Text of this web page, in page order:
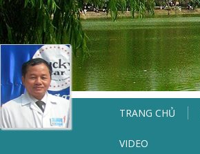
TRANG CHỦ
VIDEO